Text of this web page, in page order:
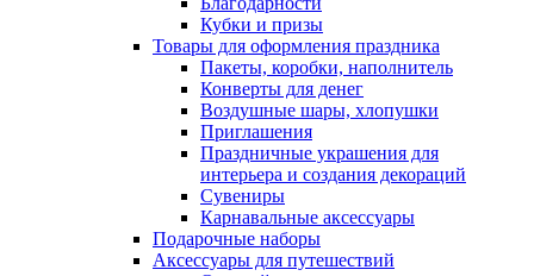
Кубки и призы
Товары для оформления праздника
Пакеты, коробки, наполнитель
Конверты для денег
Воздушные шары, хлопушки
Приглашения
Праздничные украшения для
интерьера и создания декораций
Сувениры
Карнавальные аксессуары
Подарочные наборы
Аксессуары для путешествий